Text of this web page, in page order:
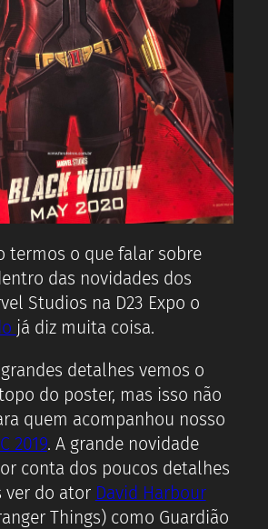
termos o que falar sobre
das novidades dos
Studios na D23 Expo o
já diz muita coisa.
detalhes vemos o
do poster, mas isso não
quem acompanhou nosso
2019. A grande novidade
conta dos poucos detalhes
ver do ator David Harbour
Things) como Guardião